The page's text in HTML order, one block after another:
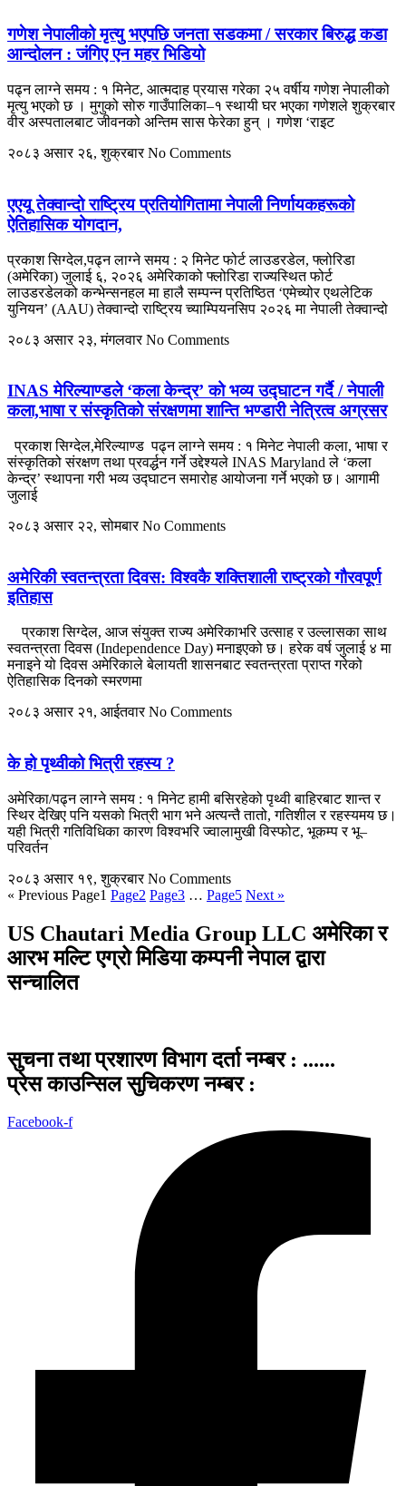
गणेश नेपालीको मृत्यु भएपछि जनता सडकमा / सरकार बिरुद्ध कडा
आन्दोलन : जंगिए एन महर भिडियो
पढ्न लाग्ने समय : १ मिनेट, आत्मदाह प्रयास गरेका २५ वर्षीय गणेश नेपालीको
मृत्यु भएको छ । मुगुको सोरु गाउँपालिका–१ स्थायी घर भएका गणेशले शुक्रबार
वीर अस्पतालबाट जीवनको अन्तिम सास फेरेका हुन् । गणेश ‘राइट
२०८३ असार २६, शुक्रबारNo Comments
एएयू तेक्वान्दो राष्ट्रिय प्रतियोगितामा नेपाली निर्णायकहरूको
ऐतिहासिक योगदान,
प्रकाश सिग्देल,पढ्न लाग्ने समय : २ मिनेट फोर्ट लाउडरडेल, फ्लोरिडा
(अमेरिका) जुलाई ६, २०२६ अमेरिकाको फ्लोरिडा राज्यस्थित फोर्ट
लाउडरडेलको कन्भेन्सनहल मा हालै सम्पन्न प्रतिष्ठित ‘एमेच्योर एथलेटिक
युनियन’ (AAU) तेक्वान्दो राष्ट्रिय च्याम्पियनसिप २०२६ मा नेपाली तेक्वान्दो
२०८३ असार २३, मंगलवारNo Comments
INAS मेरिल्याण्डले ‘कला केन्द्र’ को भव्य उद्घाटन गर्दै / नेपाली
कला,भाषा र संस्कृतिको संरक्षणमा शान्ति भण्डारी नेत्रित्व अग्रसर
प्रकाश सिग्देल,मेरिल्याण्ड पढ्न लाग्ने समय : १ मिनेट नेपाली कला, भाषा र
संस्कृतिको संरक्षण तथा प्रवर्द्धन गर्ने उद्देश्यले INAS Maryland ले ‘कला
केन्द्र’ स्थापना गरी भव्य उद्घाटन समारोह आयोजना गर्ने भएको छ। आगामी
जुलाई
२०८३ असार २२, सोमबारNo Comments
अमेरिकी स्वतन्त्रता दिवस: विश्वकै शक्तिशाली राष्ट्रको गौरवपूर्ण
इतिहास
प्रकाश सिग्देल, आज संयुक्त राज्य अमेरिकाभरि उत्साह र उल्लासका साथ
स्वतन्त्रता दिवस (Independence Day) मनाइएको छ। हरेक वर्ष जुलाई ४ मा
मनाइने यो दिवस अमेरिकाले बेलायती शासनबाट स्वतन्त्रता प्राप्त गरेको
ऐतिहासिक दिनको स्मरणमा
२०८३ असार २१, आईतवारNo Comments
के हो पृथ्वीको भित्री रहस्य ?
अमेरिका/पढ्न लाग्ने समय : १ मिनेट हामी बसिरहेको पृथ्वी बाहिरबाट शान्त र
स्थिर देखिए पनि यसको भित्री भाग भने अत्यन्तै तातो, गतिशील र रहस्यमय छ।
यही भित्री गतिविधिका कारण विश्वभरि ज्वालामुखी विस्फोट, भूकम्प र भू–
परिवर्तन
२०८३ असार १९, शुक्रबारNo Comments
« Previous Page1 Page2 Page3 … Page5 Next »
US Chautari Media Group LLC अमेरिका र
आरभ मल्टि एग्रो मिडिया कम्पनी नेपाल द्वारा
सन्चालित
सुचना तथा प्रशारण विभाग दर्ता नम्बर : ......
प्रेस काउन्सिल सुचिकरण नम्बर :
Facebook-f